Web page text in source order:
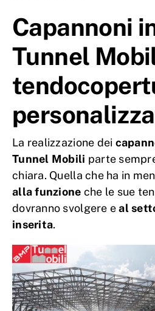
Capannoni
Tunnel
La realizzazione dei
Tunnel Mobili parte
chiara. Quella che ha in
alla funzione che le sue
dovranno svolgere eal
inserita.